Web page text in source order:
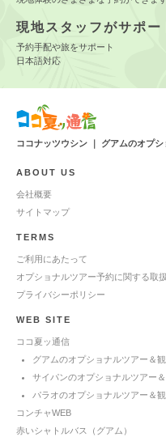
現地スタッフがサポー
予約手配や旅をサポート
日本語対応
ココナッツウシン ｜ グアムのオプ
ABOUT US
会社概要
サイトマップ
TERMS
ご利用にあたって
オプショナルツアー予約に関する取
プライバシーポリシー
WEB SITE
ココ夏ッ通信
グアムのオプショナルツアー＆
サイパンのオプショナルツアー
パラオのオプショナルツアー＆
コンチャWEB
赤いシャトルバス（グアム）